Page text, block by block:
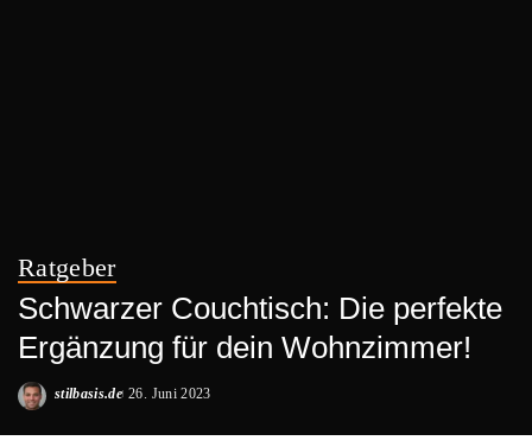
Ratgeber
Schwarzer Couchtisch: Die perfekte
Ergänzung für dein Wohnzimmer!
Posted
stilbasis.de 26. Juni 2023